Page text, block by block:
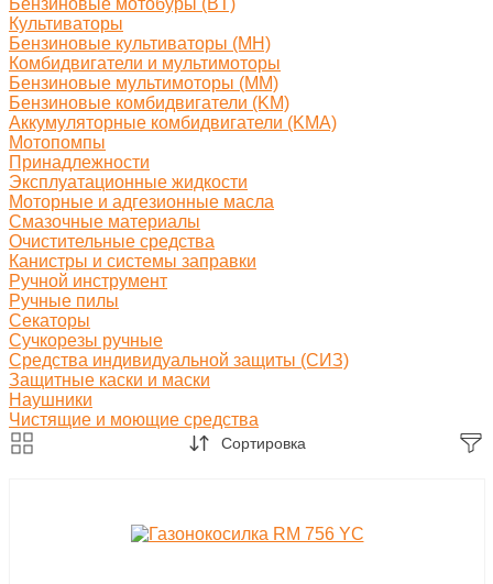
Культиваторы
Бензиновые культиваторы (MH)
Комбидвигатели и мультимоторы
Бензиновые мультимоторы (MM)
Бензиновые комбидвигатели (KM)
Аккумуляторные комбидвигатели (KMA)
Мотопомпы
Принадлежности
Эксплуатационные жидкости
Моторные и адгезионные масла
Смазочные материалы
Очистительные средства
Канистры и системы заправки
Ручной инструмент
Ручные пилы
Секаторы
Сучкорезы ручные
Средства индивидуальной защиты (СИЗ)
Защитные каски и маски
Наушники
Чистящие и моющие средства
Сортировка